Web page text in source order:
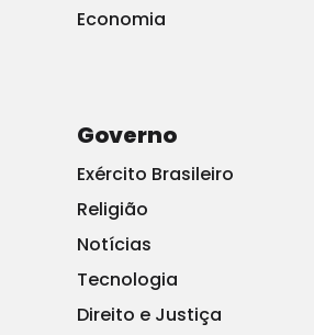
Economia
Governo
Exército Brasileiro
Religião
Notícias
Tecnologia
Direito e Justiça
acusações de tentativa de lesão
Associe-se